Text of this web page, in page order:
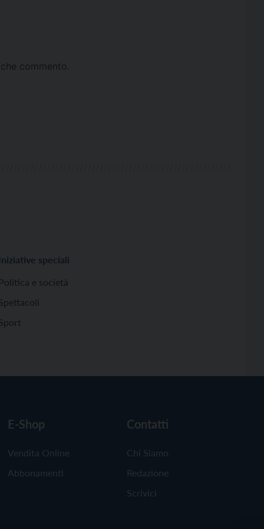
commento.
Iniziative speciali
Politica e società
E-Shop
Vendita Online
Abbonamenti
Contatti
Chi Siamo
Redazione
Scrivici